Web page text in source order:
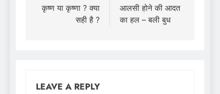
navigation
कृष्ण या कृष्णा ? क्या
सही है ?
आलसी होने की आदत
का हल – बली बुध
LEAVE A REPLY